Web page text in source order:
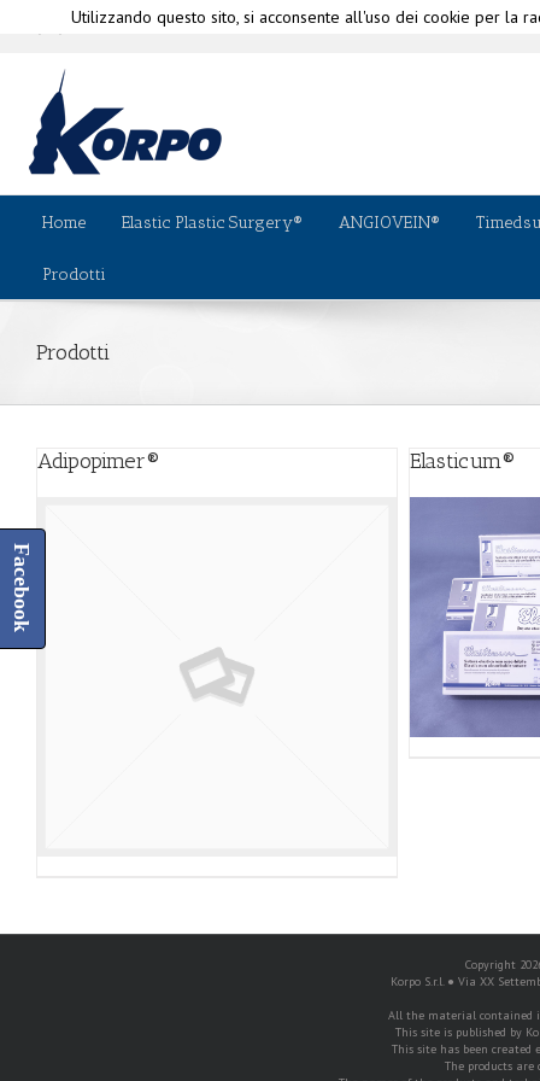
(+39) 010-580335 | info@korpo.com Perchè
Home Elastic Plastic Surgery® ANGIOVEIN®
Prodotti
Prodotti
Adipopimer® Elasticum®
Copyright
Korpo S.r.l. ● Via XX
All the material contained
This site is published by
This site has been created
The products are
Facebook
Utilizzando questo sito, si acconsente all'uso dei cookie per la